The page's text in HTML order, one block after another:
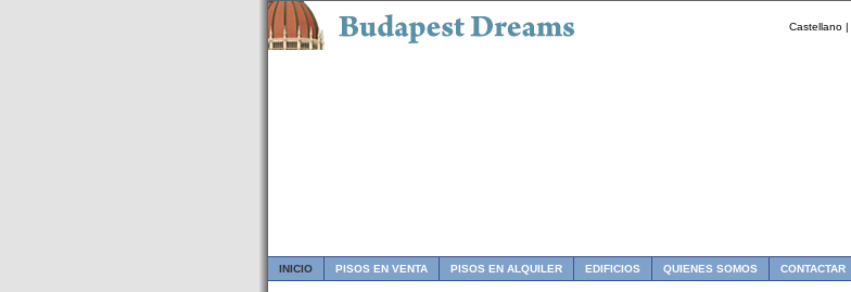
Castellano |
INICIO PISOS EN VENTA PISOS EN ALQUILER EDIFICIOS QUIENES SOMOS CONTACTAR